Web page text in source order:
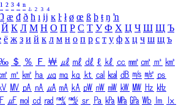
¹ ² ³ ⁴ ⁿ ₁ ₂ ₃ ₄
æ đ ð ħ ı ĳ ĸ ŀ ł ø œ ß þ ŧ ŋ ŉ
Й К Л М Н О П Р С Т У Ф Х Ц Ч Ш Щ Ъ
ё ж з и й к л м н о п р с т у ф х ц ч ш щ ъ
＄ ％ Ｆ ￦ ㎕ ㎖ ㎗ ℓ ㎘ ㏄ ㎣ ㎤ ㎥ ㎦
㎡ ㎢ ㏊ ㎍ ㎎ ㎏ ㏏ ㎈ ㎉ ㏈ ㎧ ㎨ ㎰
㎹ ㎀ ㎁ ㎂ ㎃ ㎄ ㎺ ㎻ ㎽ ㎾ ㎿ ㎐ ㎑
㎌ ㏖ ㏅ ㎭ ㎮ ㎯ ㏛ ㎩ ㎪ ㎫ ㎬ ㏝ ㏐
㏓